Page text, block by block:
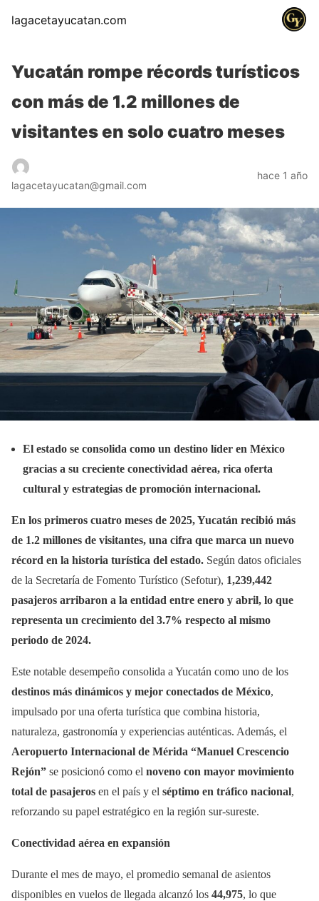
lagacetayucatan.com
Yucatán rompe récords turísticos
con más de 1.2 millones de
visitantes en solo cuatro meses
lagacetayucatan@gmail.com
hace 1 año
El estado se consolida como un destino líder en México
gracias a su creciente conectividad aérea, rica oferta
cultural y estrategias de promoción internacional.
En los primeros cuatro meses de 2025, Yucatán recibió más
de 1.2 millones de visitantes, una cifra que marca un nuevo
récord en la historia turística del estado. Según datos oficiales
de la Secretaría de Fomento Turístico (Sefotur), 1,239,442
pasajeros arribaron a la entidad entre enero y abril, lo que
representa un crecimiento del 3.7% respecto al mismo
periodo de 2024.
Este notable desempeño consolida a Yucatán como uno de los
destinos más dinámicos y mejor conectados de México,
impulsado por una oferta turística que combina historia,
naturaleza, gastronomía y experiencias auténticas. Además, el
Aeropuerto Internacional de Mérida “Manuel Crescencio
Rejón” se posicionó como el noveno con mayor movimiento
total de pasajeros en el país y el séptimo en tráfico nacional,
reforzando su papel estratégico en la región sur-sureste.
Conectividad aérea en expansión
Durante el mes de mayo, el promedio semanal de asientos
disponibles en vuelos de llegada alcanzó los 44,975, lo que